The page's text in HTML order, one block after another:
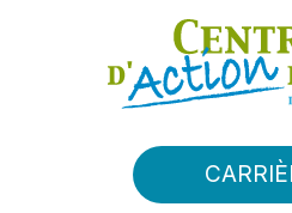
Aller au contenu principal